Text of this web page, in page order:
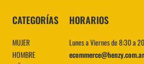
CATEGORÍAS
MUJER
HOMBRE
HORARIOS
Lunes a Viernes de 8:30 a
ecommerce@henzy.com.ar